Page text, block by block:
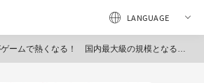
くなる！ 国内最大級の規模となる160人が参加したGame Jamレポート【Sapporo Game Camp 2025】